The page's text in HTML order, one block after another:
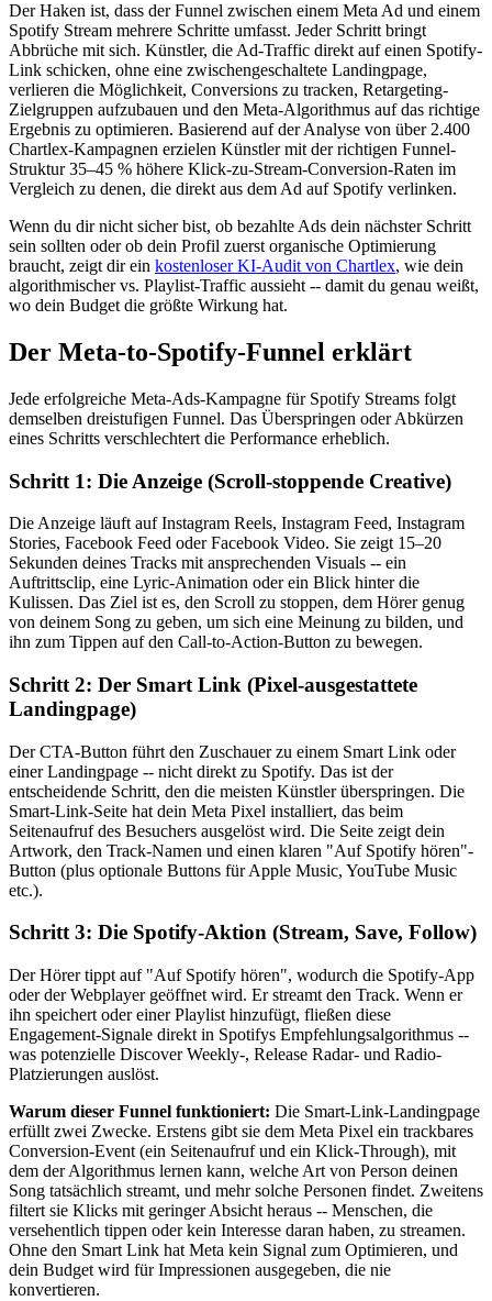
Der Haken ist, dass der Funnel zwischen einem Meta Ad und einem
Spotify Stream mehrere Schritte umfasst. Jeder Schritt bringt
Abbrüche mit sich. Künstler, die Ad-Traffic direkt auf einen Spotify-
Link schicken, ohne eine zwischengeschaltete Landingpage,
verlieren die Möglichkeit, Conversions zu tracken, Retargeting-
Zielgruppen aufzubauen und den Meta-Algorithmus auf das richtige
Ergebnis zu optimieren. Basierend auf der Analyse von über 2.400
Chartlex-Kampagnen erzielen Künstler mit der richtigen Funnel-
Struktur 35–45 % höhere Klick-zu-Stream-Conversion-Raten im
Vergleich zu denen, die direkt aus dem Ad auf Spotify verlinken.
Wenn du dir nicht sicher bist, ob bezahlte Ads dein nächster Schritt
sein sollten oder ob dein Profil zuerst organische Optimierung
braucht, zeigt dir ein kostenloser KI-Audit von Chartlex, wie dein
algorithmischer vs. Playlist-Traffic aussieht -- damit du genau weißt,
wo dein Budget die größte Wirkung hat.
Der Meta-to-Spotify-Funnel erklärt
Jede erfolgreiche Meta-Ads-Kampagne für Spotify Streams folgt
demselben dreistufigen Funnel. Das Überspringen oder Abkürzen
eines Schritts verschlechtert die Performance erheblich.
Schritt 1: Die Anzeige (Scroll-stoppende Creative)
Die Anzeige läuft auf Instagram Reels, Instagram Feed, Instagram
Stories, Facebook Feed oder Facebook Video. Sie zeigt 15–20
Sekunden deines Tracks mit ansprechenden Visuals -- ein
Auftrittsclip, eine Lyric-Animation oder ein Blick hinter die
Kulissen. Das Ziel ist es, den Scroll zu stoppen, dem Hörer genug
von deinem Song zu geben, um sich eine Meinung zu bilden, und
ihn zum Tippen auf den Call-to-Action-Button zu bewegen.
Schritt 2: Der Smart Link (Pixel-ausgestattete
Landingpage)
Der CTA-Button führt den Zuschauer zu einem Smart Link oder
einer Landingpage -- nicht direkt zu Spotify. Das ist der
entscheidende Schritt, den die meisten Künstler überspringen. Die
Smart-Link-Seite hat dein Meta Pixel installiert, das beim
Seitenaufruf des Besuchers ausgelöst wird. Die Seite zeigt dein
Artwork, den Track-Namen und einen klaren "Auf Spotify hören"-
Button (plus optionale Buttons für Apple Music, YouTube Music
etc.).
Schritt 3: Die Spotify-Aktion (Stream, Save, Follow)
Der Hörer tippt auf "Auf Spotify hören", wodurch die Spotify-App
oder der Webplayer geöffnet wird. Er streamt den Track. Wenn er
ihn speichert oder einer Playlist hinzufügt, fließen diese
Engagement-Signale direkt in Spotifys Empfehlungsalgorithmus --
was potenzielle Discover Weekly-, Release Radar- und Radio-
Platzierungen auslöst.
Warum dieser Funnel funktioniert: Die Smart-Link-Landingpage
erfüllt zwei Zwecke. Erstens gibt sie dem Meta Pixel ein trackbares
Conversion-Event (ein Seitenaufruf und ein Klick-Through), mit
dem der Algorithmus lernen kann, welche Art von Person deinen
Song tatsächlich streamt, und mehr solche Personen findet. Zweitens
filtert sie Klicks mit geringer Absicht heraus -- Menschen, die
versehentlich tippen oder kein Interesse daran haben, zu streamen.
Ohne den Smart Link hat Meta kein Signal zum Optimieren, und
dein Budget wird für Impressionen ausgegeben, die nie
konvertieren.